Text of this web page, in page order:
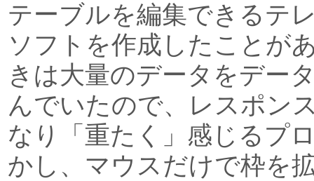
テーブルを編集できるテ
ソフトを作成したことが
きは大量のデータをデー
んでいたので、レスポン
なり「重たく」感じるプ
かし、マウスだけで枠を